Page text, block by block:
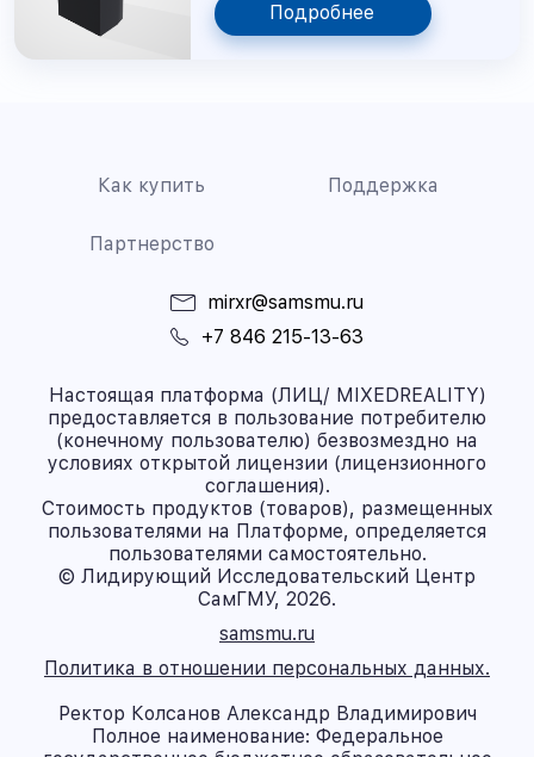
Подробнее
Как купить Поддержка
Партнерство
mirxr@samsmu.ru
+7 846 215-13-63
Настоящая платформа (ЛИЦ/ MIXEDREALITY)
предоставляется в пользование потребителю
(конечному пользователю) безвозмездно на
условиях открытой лицензии (лицензионного
соглашения).
Стоимость продуктов (товаров), размещенных
пользователями на Платформе, определяется
пользователями самостоятельно.
© Лидирующий Исследовательский Центр
СамГМУ, 2026.
samsmu.ru
Политика в отношении персональных данных.
Ректор Колсанов Александр Владимирович
Полное наименование: Федеральное